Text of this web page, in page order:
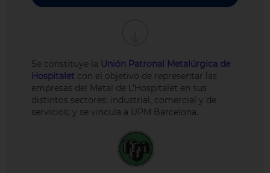
Se constituye la Unión Patronal Metalúrgica de
Hospitalet con el objetivo de representar las
empresas del Metal de L’Hospitalet en sus
distintos sectores: industrial, comercial y de
servicios; y se vincula a UPM Barcelona.